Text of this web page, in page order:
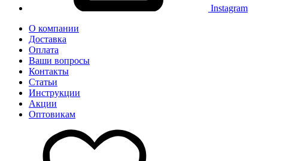
Instagram
О компании
Доставка
Оплата
Ваши вопросы
Контакты
Статьи
Инструкции
Акции
Оптовикам